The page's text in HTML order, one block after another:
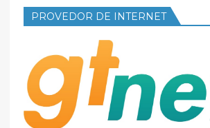
PROVEDOR DE INTERNET